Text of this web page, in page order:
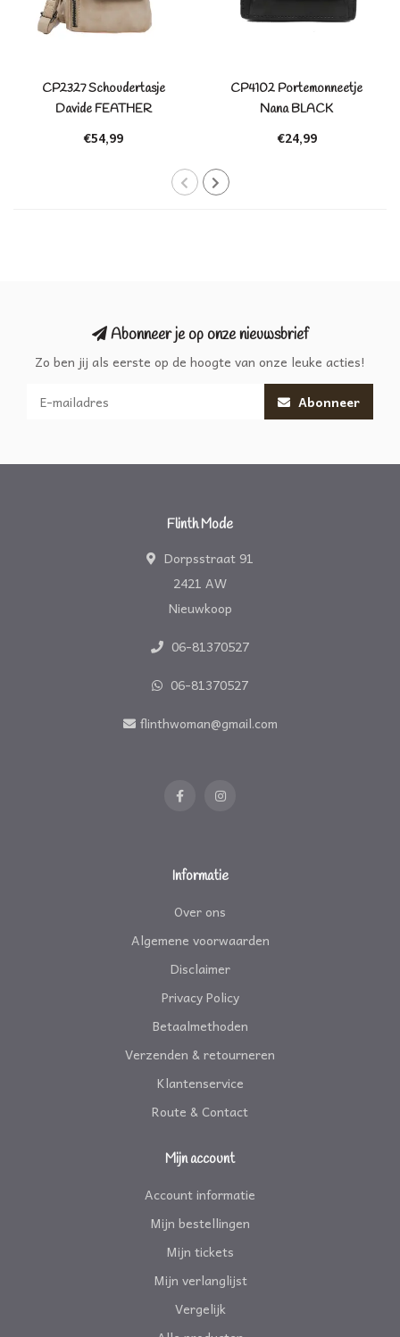
CP2327 Schoudertasje
Davide FEATHER
€54,99
CP4102 Portemonneetje
Nana BLACK
€24,99
Abonneer je op onze nieuwsbrief
Zo ben jij als eerste op de hoogte van onze leuke acties!
Abonneer
Flinth Mode
Dorpsstraat 91
2421 AW
Nieuwkoop
06-81370527
06-81370527
flinthwoman@gmail.com
Informatie
Over ons
Algemene voorwaarden
Disclaimer
Privacy Policy
Betaalmethoden
Verzenden & retourneren
Klantenservice
Route & Contact
Mijn account
Account informatie
Mijn bestellingen
Mijn tickets
Mijn verlanglijst
Vergelijk